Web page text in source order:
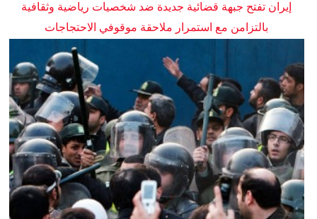
إيران تفتح جبهة قضائية جديدة ضد شخصيات رياضية وثقافية
بالتزامن مع استمرار ملاحقة موقوفي الاحتجاجات